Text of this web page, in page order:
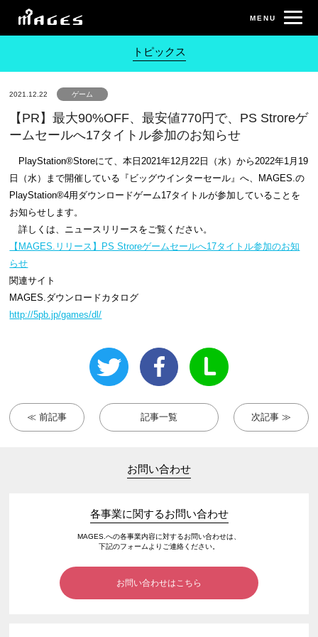
トピックス
2021.12.22 ゲーム
【PR】最大90%OFF、最安値770円で、PS Stroreゲ
ームセールへ17タイトル参加のお知らせ
PlayStation®Storeにて、本日2021年12月22日（水）から2022年1月19
日（水）まで開催している『ビッグウインターセール』へ、MAGES.の
PlayStation®4用ダウンロードゲーム17タイトルが参加していることを
お知らせします。
詳しくは、ニュースリリースをご覧ください。
【MAGES.リリース】PS Stroreゲームセールへ17タイトル参加のお知
らせ
関連サイト
MAGES.ダウンロードカタログ
http://5pb.jp/games/dl/
≪ 前記事 記事一覧 次記事 ≫
お問い合わせ
各事業に関するお問い合わせ
MAGES.への各事業内容に対するお問い合わせは、
下記のフォームよりご連絡ください。
お問い合わせはこちら